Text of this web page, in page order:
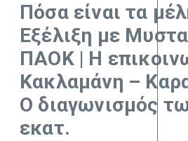
Πόσα είναι τα
Εξέλιξη με
ΠΑΟΚ | Η
Κακλαμάνη –
Ο διαγωνισμός
εκατ.